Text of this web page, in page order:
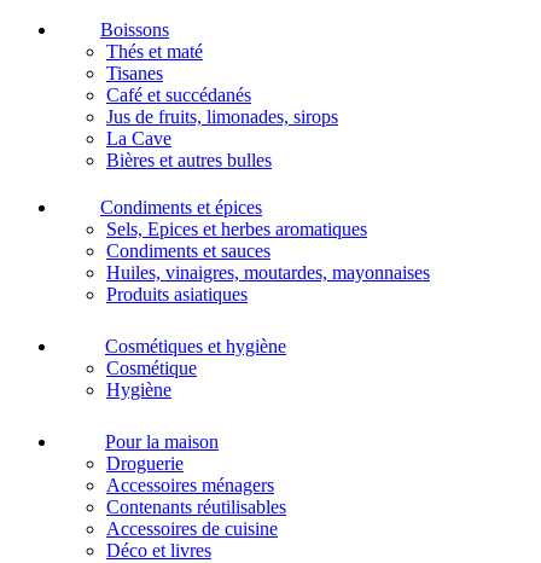
Boissons
Thés et maté
Tisanes
Café et succédanés
Jus de fruits, limonades, sirops
La Cave
Bières et autres bulles
Condiments et épices
Sels, Epices et herbes aromatiques
Condiments et sauces
Huiles, vinaigres, moutardes, mayonnaises
Produits asiatiques
Cosmétiques et hygiène
Cosmétique
Hygiène
Pour la maison
Droguerie
Accessoires ménagers
Contenants réutilisables
Accessoires de cuisine
Déco et livres